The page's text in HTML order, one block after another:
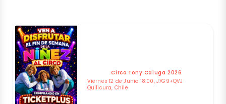
Circo Tony Caluga 2026
Viernes 12 de Junio 18:00, J7G9+QVJ
Quilicura, Chile